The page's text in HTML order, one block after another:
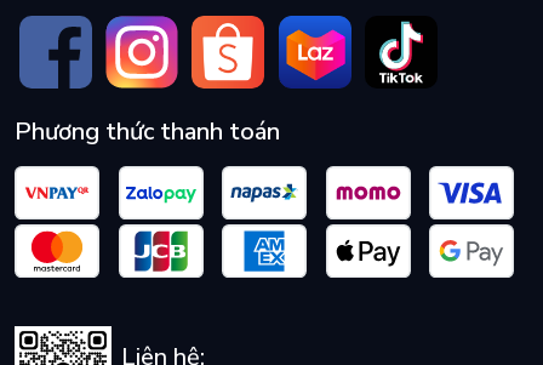
Phương thức thanh toán
Liên hệ: